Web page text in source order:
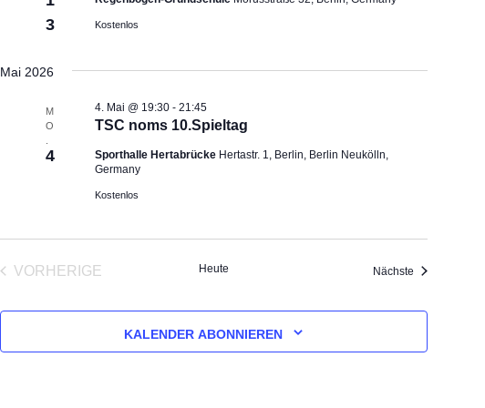
3
Kostenlos
Mai 2026
M
O
4
TSC noms 10.Spieltag
4. Mai @ 19:30- 21:45
Sporthalle Hertabrücke Hertastr. 1, Berlin, Berlin Neukölln,
Germany
Kostenlos
VORHERIGE
Heute Nächste
KALENDER ABONNIEREN